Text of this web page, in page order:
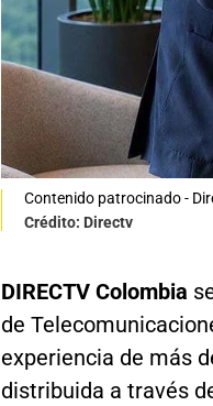
Contenido patrocinado -
Crédito: Directv
DIRECTV Colombia
de
experiencia de más
distribuida a través